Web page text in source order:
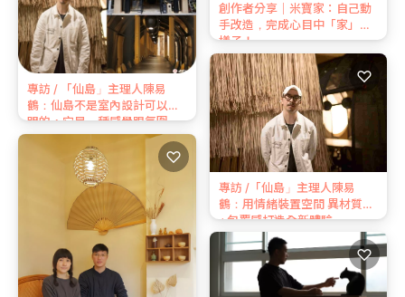
專訪 / 「仙島」主理人陳易
鶴：仙島不是室內設計可以說
明的，它是一種感覺跟氛圍
創作者分享｜米寶家：自己動
手改造，完成心目中「家」的
樣子！
♡
專訪 /「仙島」主理人陳易
鶴：用情緒裝置空間 異材質
+包覆感打造全新體驗
♡
♡